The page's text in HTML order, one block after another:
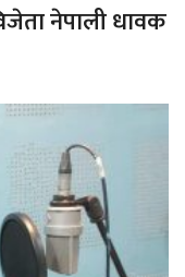
नेपाली धावक